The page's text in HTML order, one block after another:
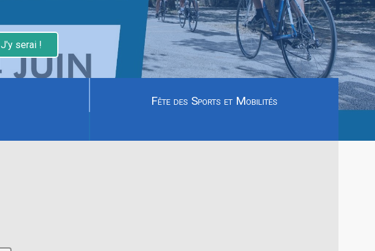
J'y serai !
Fête des Sports et Mobilités